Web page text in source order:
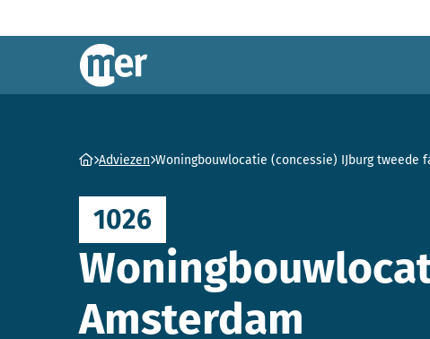
Commissie mer
Ga naar homepage
Adviezen Woningbouwlocatie (concessie) IJburg tweede
1026
Amsterdam